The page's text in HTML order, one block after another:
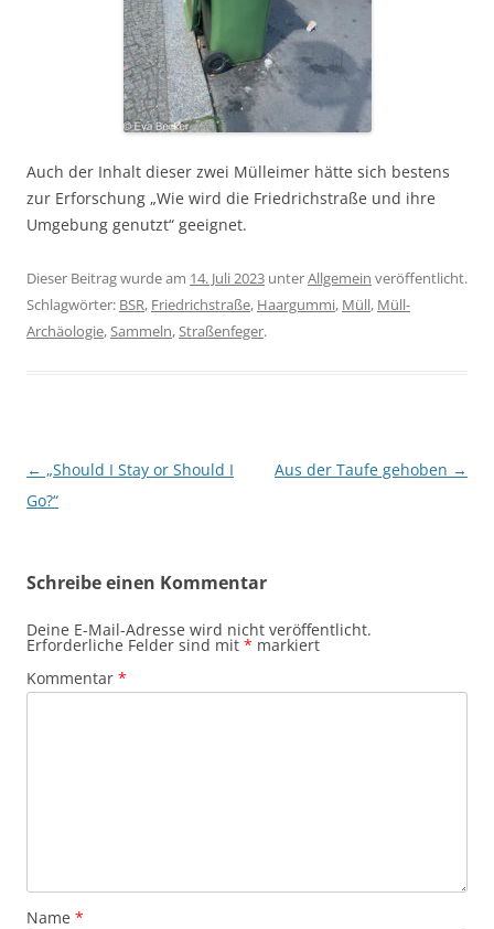
Auch der Inhalt dieser zwei Mülleimer hätte sich bestens
zur Erforschung „Wie wird die Friedrichstraße und ihre
Umgebung genutzt“ geeignet.
Dieser Beitrag wurde am 14. Juli 2023 unterAllgemein veröffentlicht.
Schlagwörter: BSR, Friedrichstraße, Haargummi, Müll, Müll-
Archäologie,Sammeln,Straßenfeger.
Beitragsnavigation
← „Should I Stay or Should I
Go?“
Aus der Taufe gehoben →
Schreibe einen Kommentar
Deine E-Mail-Adresse wird nicht veröffentlicht.
Erforderliche Felder sind mit * markiert
Kommentar *
Name *